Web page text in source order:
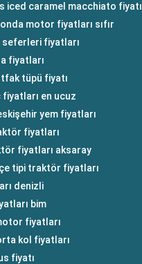
iced caramel macchiato fiyatı
motor fiyatları sıfır
seferleri fiyatları
fiyatları
tüpü fiyatı
fiyatları en ucuz
yem fiyatları
fiyatları
fiyatları aksaray
tipi traktör fiyatları
denizli
bim
fiyatları
kol fiyatları
fiyatı